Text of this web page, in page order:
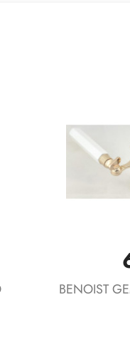

BENOIST